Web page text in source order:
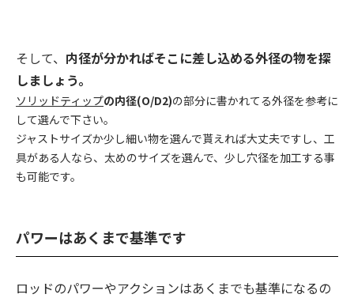
そして、 内径が分かればそこに差し込める外径の物を探
しましょう。
ソリッドティップの内径(O/D2)の部分に書かれてる外径を参考に
して選んで下さい。
ジャストサイズか少し細い物を選んで貰えれば大丈夫ですし、工
具がある人なら、太めのサイズを選んで、少し穴径を加工する事
も可能です。
パワーはあくまで基準です
ロッドのパワーやアクションはあくまでも基準になるの